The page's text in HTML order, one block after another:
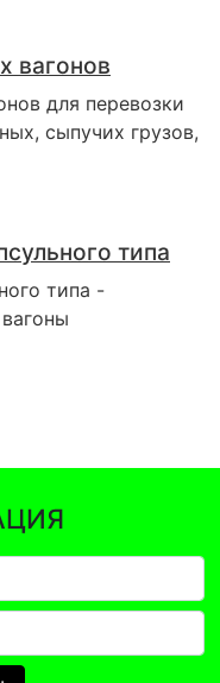
вагонов
для перевозки
сыпучих грузов,
типа
типа -